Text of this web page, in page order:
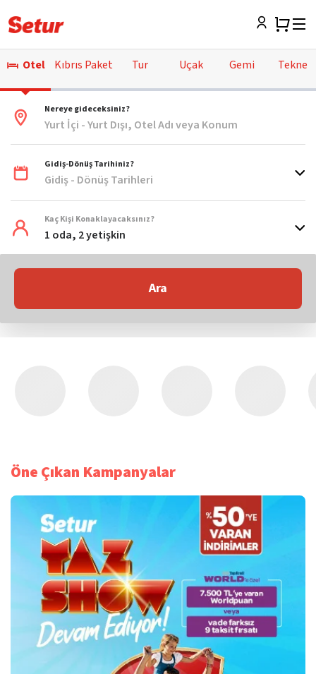
Otel Kıbrıs Paket Tur Uçak Gemi Tekne
Nereye gideceksiniz?
Yurt İçi - Yurt Dışı, Otel Adı veya Konum
Gidiş-Dönüş Tarihiniz?
Gidiş - Dönüş Tarihleri
Kaç Kişi Konaklayacaksınız?
1 oda, 2 yetişkin
Ara
Öne Çıkan Kampanyalar